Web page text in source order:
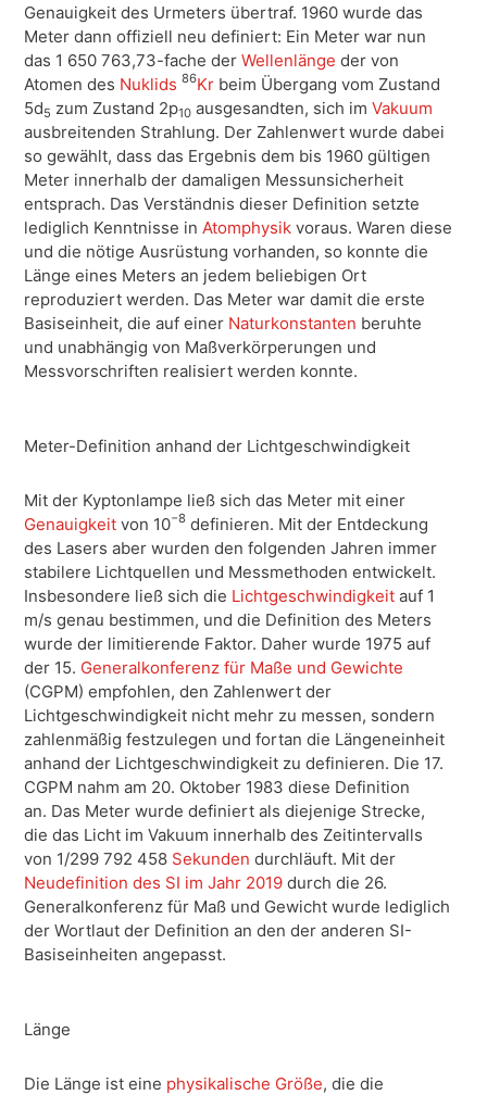
Genauigkeit des Urmeters übertraf. 1960 wurde das
Meter dann offiziell neu definiert: Ein Meter war nun
das 1 650 763,73-fache der Wellenlänge der von
Atomen des Nuklids 86Kr beim Übergang vom Zustand
5d5 zum Zustand 2p10 ausgesandten, sich im Vakuum
ausbreitenden Strahlung. Der Zahlenwert wurde dabei
so gewählt, dass das Ergebnis dem bis 1960 gültigen
Meter innerhalb der damaligen Messunsicherheit
entsprach. Das Verständnis dieser Definition setzte
lediglich Kenntnisse in Atomphysik voraus. Waren diese
und die nötige Ausrüstung vorhanden, so konnte die
Länge eines Meters an jedem beliebigen Ort
reproduziert werden. Das Meter war damit die erste
Basiseinheit, die auf einer Naturkonstanten beruhte
und unabhängig von Maßverkörperungen und
Messvorschriften realisiert werden konnte.
Meter-Definition anhand der Lichtgeschwindigkeit
Mit der Kyptonlampe ließ sich das Meter mit einer
Genauigkeit von 10−8 definieren. Mit der Entdeckung
des Lasers aber wurden den folgenden Jahren immer
stabilere Lichtquellen und Messmethoden entwickelt.
Insbesondere ließ sich die Lichtgeschwindigkeit auf 1
m/s genau bestimmen, und die Definition des Meters
wurde der limitierende Faktor. Daher wurde 1975 auf
der 15. Generalkonferenz für Maße und Gewichte
(CGPM) empfohlen, den Zahlenwert der
Lichtgeschwindigkeit nicht mehr zu messen, sondern
zahlenmäßig festzulegen und fortan die Längeneinheit
anhand der Lichtgeschwindigkeit zu definieren. Die 17.
CGPM nahm am 20. Oktober 1983 diese Definition
an. Das Meter wurde definiert als diejenige Strecke,
die das Licht im Vakuum innerhalb des Zeitintervalls
von 1/299 792 458 Sekunden durchläuft. Mit der
Neudefinition des SI im Jahr 2019 durch die 26.
Generalkonferenz für Maß und Gewicht wurde lediglich
der Wortlaut der Definition an den der anderen SI-
Basiseinheiten angepasst.
Länge
Die Länge ist eine physikalische Größe, die die